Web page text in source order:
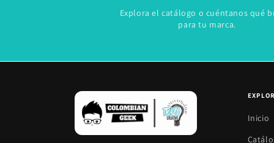
Explora el catálogo o cuéntanos qué
para tu marca.
Inicio